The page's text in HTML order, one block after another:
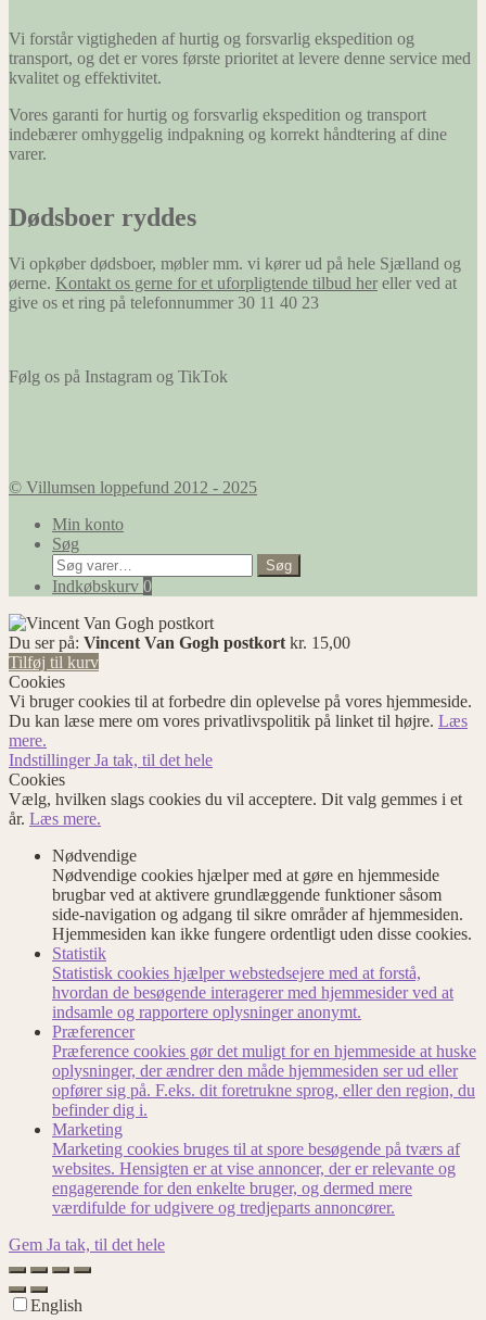
Vi forstår vigtigheden af hurtig og forsvarlig ekspedition og
transport, og det er vores første prioritet at levere denne service med
kvalitet og effektivitet.
Vores garanti for hurtig og forsvarlig ekspedition og transport
indebærer omhyggelig indpakning og korrekt håndtering af dine
varer.
Dødsboer ryddes
Vi opkøber dødsboer, møbler mm. vi kører ud på hele Sjælland og
øerne. Kontakt os gerne for et uforpligtende tilbud her eller ved at
give os et ring på telefonnummer 30 11 40 23
Følg os på Instagram og TikTok
© Villumsen loppefund 2012 - 2025
Min konto
Søg
Søg
efter:
Søg
Indkøbskurv 0
Du ser på: Vincent Van Gogh postkort kr. 15,00
Tilføj til kurv
Cookies
Vi bruger cookies til at forbedre din oplevelse på vores hjemmeside.
Du kan læse mere om vores privatlivspolitik på linket til højre. Læs
mere.
IndstillingerJa tak, til det hele
Cookies
Vælg, hvilken slags cookies du vil acceptere. Dit valg gemmes i et
år. Læs mere.
Nødvendige
Nødvendige cookies hjælper med at gøre en hjemmeside
brugbar ved at aktivere grundlæggende funktioner såsom
side-navigation og adgang til sikre områder af hjemmesiden.
Hjemmesiden kan ikke fungere ordentligt uden disse cookies.
Statistik
Statistisk cookies hjælper webstedsejere med at forstå,
hvordan de besøgende interagerer med hjemmesider ved at
indsamle og rapportere oplysninger anonymt.
Præferencer
Præference cookies gør det muligt for en hjemmeside at huske
oplysninger, der ændrer den måde hjemmesiden ser ud eller
opfører sig på. F.eks. dit foretrukne sprog, eller den region, du
befinder dig i.
Marketing
Marketing cookies bruges til at spore besøgende på tværs af
websites. Hensigten er at vise annoncer, der er relevante og
engagerende for den enkelte bruger, og dermed mere
værdifulde for udgivere og tredjeparts annoncører.
Gem Ja tak, til det hele
English